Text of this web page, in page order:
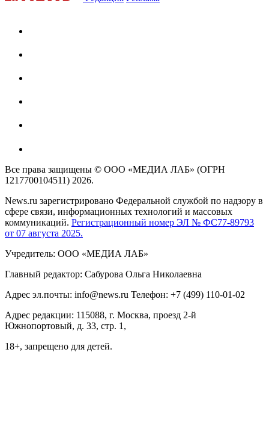
Все права защищены © ООО «МЕДИА ЛАБ» (ОГРН
1217700104511) 2026.
News.ru зарегистрировано Федеральной службой по надзору в
сфере связи, информационных технологий и массовых
коммуникаций. Регистрационный номер ЭЛ № ФС77-89793
от 07 августа 2025.
Учредитель: ООО «МЕДИА ЛАБ»
Главный редактор: Сабурова Ольга Николаевна
Адрес эл.почты: info@news.ru Телефон: +7 (499) 110-01-02
Адрес редакции: 115088, г. Москва, проезд 2-й
Южнопортовый, д. 33, стр. 1,
18+, запрещено для детей.